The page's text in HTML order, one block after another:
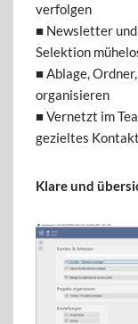
verfolgen
■ Newsletter
Selektion
■ Ablage,
organisieren
■ Vernetzt im
gezieltes
Klare und